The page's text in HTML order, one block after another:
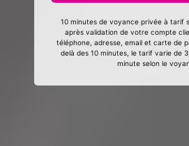
10 minutes de voyance privée à tarif
après validation de votre compte
téléphone, adresse, email et carte de
delà des 10 minutes, le tarif varie de
minute selon le